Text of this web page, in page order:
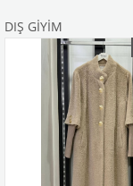
DIŞ GİYİM